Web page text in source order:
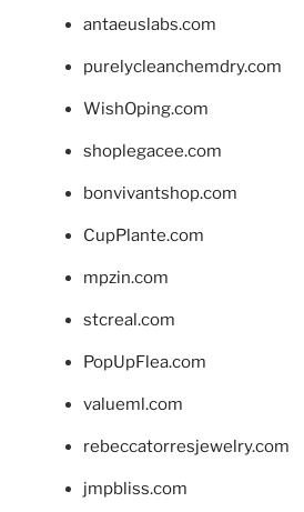
antaeuslabs.com
purelycleanchemdry.com
WishOping.com
shoplegacee.com
bonvivantshop.com
CupPlante.com
mpzin.com
stcreal.com
PopUpFlea.com
valueml.com
rebeccatorresjewelry.com
jmpbliss.com